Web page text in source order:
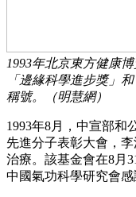
1993年北京東方健康
「邊緣科學進步獎」
稱號。（明慧網）
1993年8月，中宣部和
先進分子表彰大會，
治療。該基金會在8月
中國氣功科學研究會感